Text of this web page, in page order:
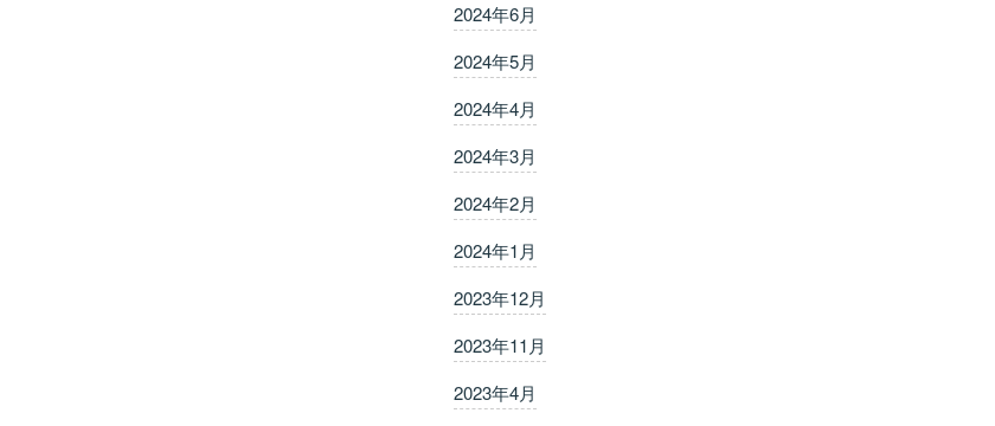
2024年6月
2024年5月
2024年4月
2024年3月
2024年2月
2024年1月
2023年12月
2023年11月
2023年4月